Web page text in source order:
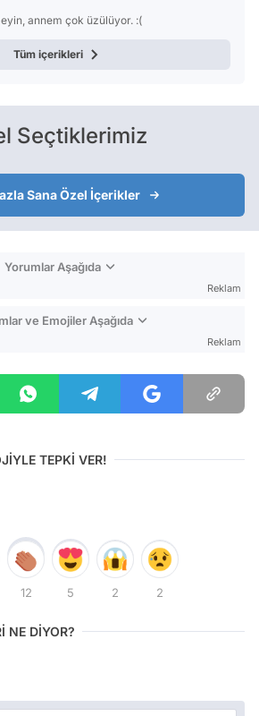
annem çok üzülüyor. :(
Tüm içerikleri
Seçtiklerimiz
Sana Özel İçerikler
Yorumlar Aşağıda
Reklam
ve Emojiler Aşağıda
Reklam
TEPKİ VER!
12 5 2 2
NE DİYOR?